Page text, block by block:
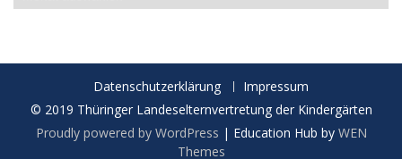
Datenschutzerklärung
Impressum
© 2019 Thüringer Landeselternvertretung der Kindergärten
Proudly powered by WordPress | Education Hub by WEN
Themes